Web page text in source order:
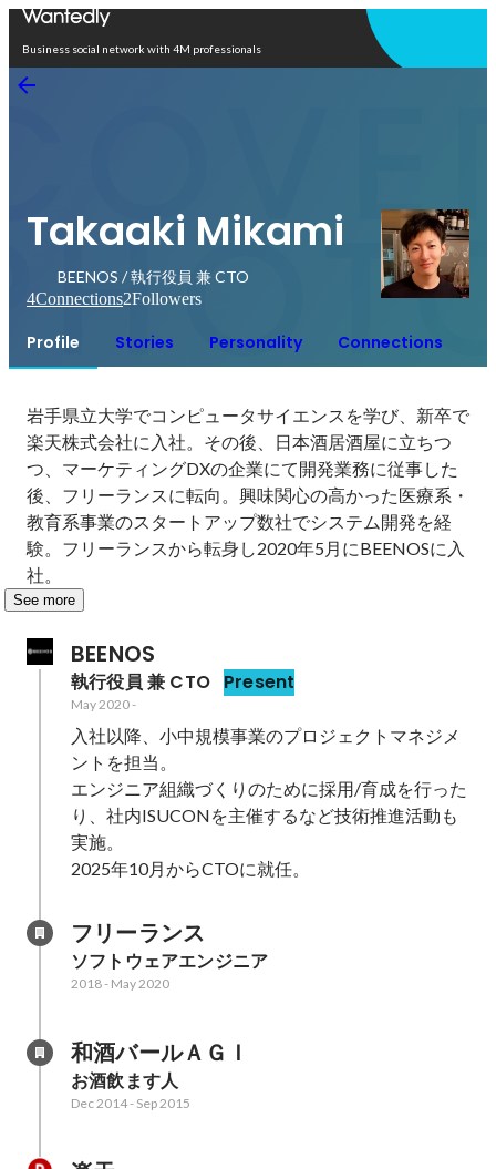
Business social network with 4M professionals
Takaaki Mikami
BEENOS / 執行役員 兼 CTO
4Connections2Followers
Profile Stories Personality Connections
岩手県立大学でコンピュータサイエンスを学び、新卒で
楽天株式会社に入社。その後、日本酒居酒屋に立ちつ
つ、マーケティングDXの企業にて開発業務に従事した
後、フリーランスに転向。興味関心の高かった医療系・
教育系事業のスタートアップ数社でシステム開発を経
験。フリーランスから転身し2020年5月にBEENOSに入
社。
See more
BEENOS
執行役員 兼 CTO Present
May 2020-
入社以降、小中規模事業のプロジェクトマネジメ
ントを担当。
エンジニア組織づくりのために採用/育成を行った
り、社内ISUCONを主催するなど技術推進活動も
実施。
2025年10月からCTOに就任。
フリーランス
ソフトウェアエンジニア
2018- May 2020
和酒バールＡＧＩ
お酒飲ます人
Dec 2014- Sep 2015